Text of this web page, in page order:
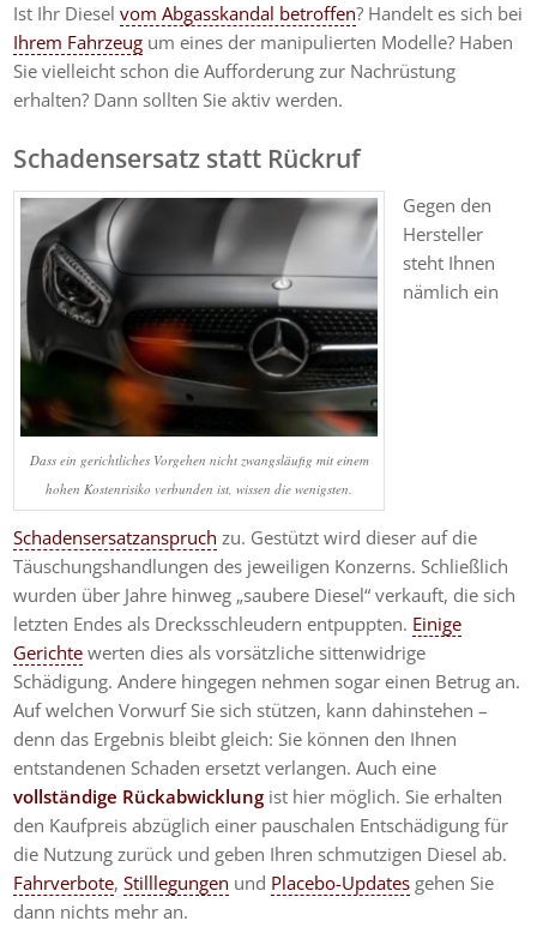
Ist Ihr Dieselvom Abgasskandal betroffen? Handelt es sich bei
Ihrem Fahrzeug um eines der manipulierten Modelle? Haben
Sie vielleicht schon die Aufforderung zur Nachrüstung
erhalten? Dann sollten Sie aktiv werden.
Schadensersatz statt Rückruf
Dass ein gerichtliches Vorgehen nicht zwangsläufig mit einem
hohen Kostenrisiko verbunden ist, wissen die wenigsten.
Gegen den
Hersteller
steht Ihnen
nämlich ein
Schadensersatzanspruch zu. Gestützt wird dieser auf die
Täuschungshandlungen des jeweiligen Konzerns. Schließlich
wurden über Jahre hinweg „saubere Diesel“ verkauft, die sich
letzten Endes als Drecksschleudern entpuppten. Einige
Gerichte werten dies als vorsätzliche sittenwidrige
Schädigung. Andere hingegen nehmen sogar einen Betrug an.
Auf welchen Vorwurf Sie sich stützen, kann dahinstehen –
denn das Ergebnis bleibt gleich: Sie können den Ihnen
entstandenen Schaden ersetzt verlangen. Auch eine
vollständige Rückabwicklung ist hier möglich. Sie erhalten
den Kaufpreis abzüglich einer pauschalen Entschädigung für
die Nutzung zurück und geben Ihren schmutzigen Diesel ab.
Fahrverbote,Stilllegungen und Placebo-Updates gehen Sie
dann nichts mehr an.